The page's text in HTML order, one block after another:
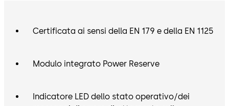
Certificata ai sensi della EN 179 e della EN 1125
Modulo integrato Power Reserve
Indicatore LED dello stato operativo/dei